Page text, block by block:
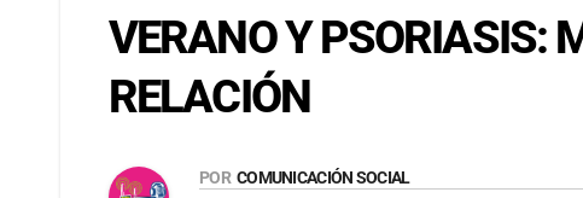
VERANO Y PSORIASIS:
RELACIÓN
POR COMUNICACIÓN SOCIAL